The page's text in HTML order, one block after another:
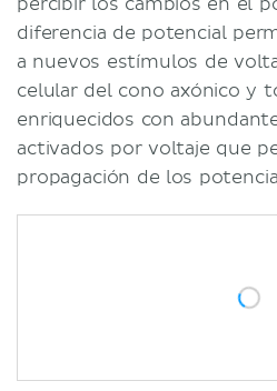
percibir los cambios en el
diferencia de potencial
a nuevos estímulos de
celular del cono axónico y
enriquecidos con
activados por voltaje que
propagación de los